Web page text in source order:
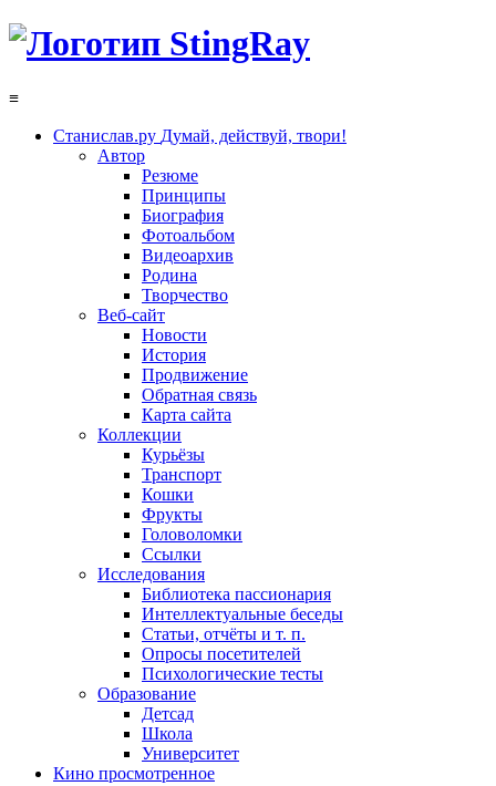
≡
Станислав.ру Думай, действуй, твори!
Автор
Резюме
Принципы
Биография
Фотоальбом
Видеоархив
Родина
Творчество
Веб-сайт
Новости
История
Продвижение
Обратная связь
Карта сайта
Коллекции
Курьёзы
Транспорт
Кошки
Фрукты
Головоломки
Ссылки
Исследования
Библиотека пассионария
Интеллектуальные беседы
Статьи, отчёты и т. п.
Опросы посетителей
Психологические тесты
Образование
Детсад
Школа
Университет
Кино просмотренное